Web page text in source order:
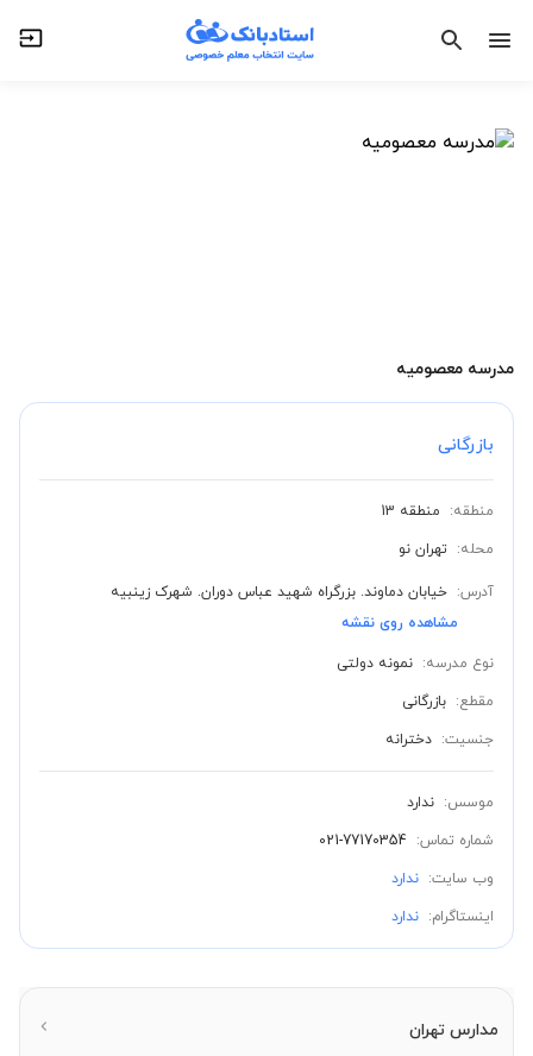
مدارس تهران
مدرسه معصومیه
بازرگانی
منطقه:
منطقه 13
محله: تهران نو
آدرس: خیابان دماوند. بزرگراه شهید عباس دوران. شهرک زینبیه
مشاهده روی نقشه
نوع مدرسه: نمونه دولتی
مقطع: بازرگانی
جنسیت: دخترانه
موسس: ندارد
شماره تماس:
021-77170354
وب سایت: ندارد
اینستاگرام: ندارد